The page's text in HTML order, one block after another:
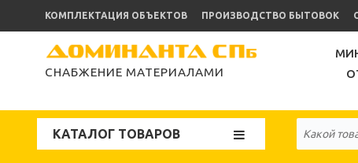
КОМПЛЕКТАЦИЯ ОБЪЕКТОВ ПРОИЗВОДСТВО БЫТОВОК
СНАБЖЕНИЕ МАТЕРИАЛАМИ
КАТАЛОГ ТОВАРОВ